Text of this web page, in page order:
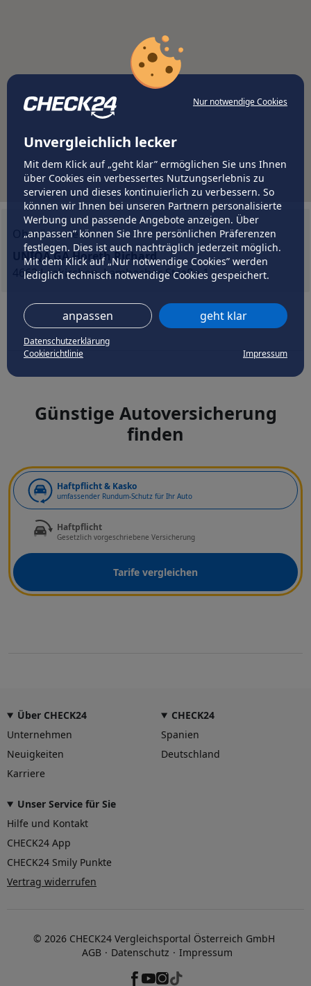
Nur notwendige Cookies
Unvergleichlich lecker
Mit dem Klick auf „geht klar” ermöglichen Sie uns Ihnen
über Cookies ein verbessertes Nutzungserlebnis zu
servieren und dieses kontinuierlich zu verbessern. So
können wir Ihnen bei unseren Partnern personalisierte
Werbung und passende Angebote anzeigen. Über
„anpassen” können Sie Ihre persönlichen Präferenzen
festlegen. Dies ist auch nachträglich jederzeit möglich.
Mit dem Klick auf „Nur notwendige Cookies” werden
lediglich technisch notwendige Cookies gespeichert.
anpassen geht klar
Datenschutzerklärung
Cookierichtlinie
Impressum
Oberösterreich
UNIQA GA Horeth Richard
4662 Laakirchen, Lambacher Straße 1
Günstige Autoversicherung
finden
Haftpflicht & Kasko
umfassender Rundum-Schutz für Ihr Auto
Haftpflicht
Gesetzlich vorgeschriebene Versicherung
Tarife vergleichen
Über CHECK24
Unternehmen
Neuigkeiten
Karriere
CHECK24
Spanien
Deutschland
Unser Service für Sie
Hilfe und Kontakt
CHECK24 App
CHECK24 Smily Punkte
Vertrag widerrufen
© 2026 CHECK24 Vergleichsportal Österreich GmbH
AGB
Datenschutz Impressum